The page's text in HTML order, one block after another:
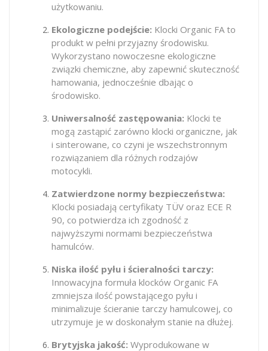
użytkowaniu.
Ekologiczne podejście: Klocki Organic FA to
produkt w pełni przyjazny środowisku.
Wykorzystano nowoczesne ekologiczne
związki chemiczne, aby zapewnić skuteczność
hamowania, jednocześnie dbając o
środowisko.
Uniwersalność zastępowania: Klocki te
mogą zastąpić zarówno klocki organiczne, jak
i sinterowane, co czyni je wszechstronnym
rozwiązaniem dla różnych rodzajów
motocykli.
Zatwierdzone normy bezpieczeństwa:
Klocki posiadają certyfikaty TÜV oraz ECE R
90, co potwierdza ich zgodność z
najwyższymi normami bezpieczeństwa
hamulców.
Niska ilość pyłu i ścieralności tarczy:
Innowacyjna formuła klocków Organic FA
zmniejsza ilość powstającego pyłu i
minimalizuje ścieranie tarczy hamulcowej, co
utrzymuje je w doskonałym stanie na dłużej.
Brytyjska jakość: Wyprodukowane w